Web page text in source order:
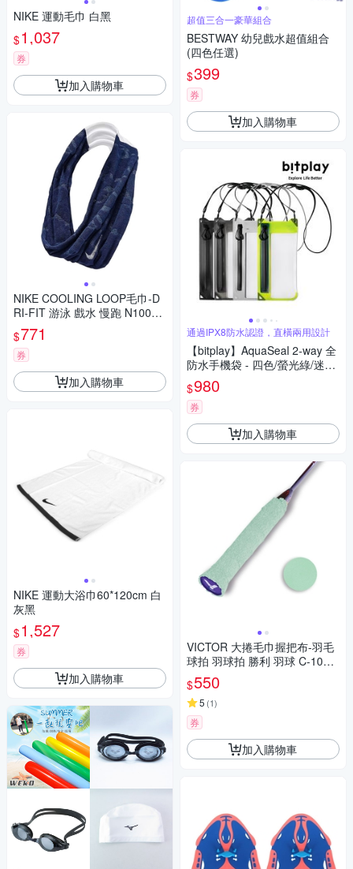
NIKE 運動毛巾 白黑
$1,037
券
加入購物車
NIKE COOLING LOOP毛巾-D
RI-FIT 游泳 戲水 慢跑 N10016
19456OS 丈青白
$771
券
加入購物車
NIKE 運動大浴巾60*120cm 白
灰黑
$1,527
券
加入購物車
超值三合一豪華組合
BESTWAY 幼兒戲水超值組合
(四色任選)
$399
券
加入購物車
通過IPX8防水認證，直橫兩用設計
【bitplay】AquaSeal 2-way 全
防水手機袋 - 四色/螢光綠/迷霧
黑/水泥灰/暗夜黑/輕量/機能/便
攜/旅行/出遊/健行/露營
$980
券
加入購物車
VICTOR 大捲毛巾握把布-羽毛
球拍 羽球拍 勝利 羽球 C-1025
R 粉綠
$550
5 (1)
券
加入購物車